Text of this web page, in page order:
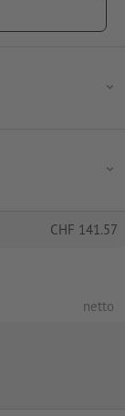
CHF 141.57
netto